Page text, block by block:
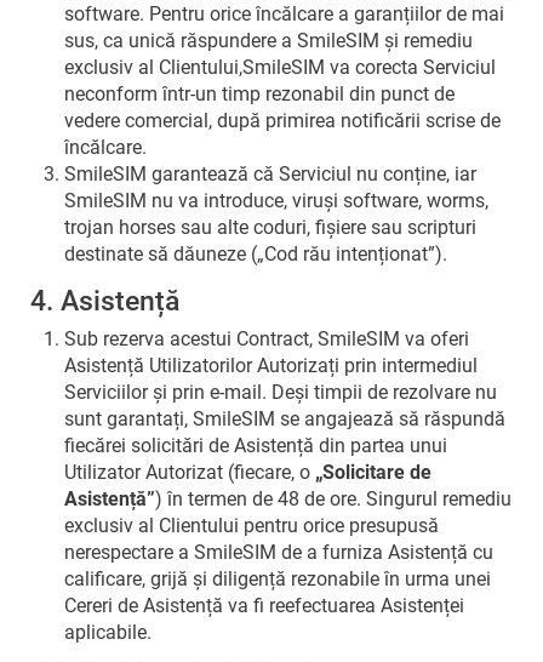
software. Pentru orice încălcare a garanțiilor de mai
sus, ca unică răspundere a SmileSIM și remediu
exclusiv al Clientului,SmileSIM va corecta Serviciul
neconform într-un timp rezonabil din punct de
vedere comercial, după primirea notificării scrise de
încălcare.
SmileSIM garantează că Serviciul nu conține, iar
SmileSIM nu va introduce, viruși software, worms,
trojan horses sau alte coduri, fișiere sau scripturi
destinate să dăuneze („Cod rău intenționat”).
4. Asistență
Sub rezerva acestui Contract, SmileSIM va oferi
Asistență Utilizatorilor Autorizați prin intermediul
Serviciilor și prin e-mail. Deși timpii de rezolvare nu
sunt garantați, SmileSIM se angajează să răspundă
fiecărei solicitări de Asistență din partea unui
Utilizator Autorizat (fiecare, o „Solicitare de
Asistență”) în termen de 48 de ore. Singurul remediu
exclusiv al Clientului pentru orice presupusă
nerespectare a SmileSIM de a furniza Asistență cu
calificare, grijă și diligență rezonabile în urma unei
Cereri de Asistență va fi reefectuarea Asistenței
aplicabile.